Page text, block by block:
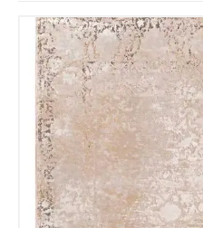
Recibir mi oferta